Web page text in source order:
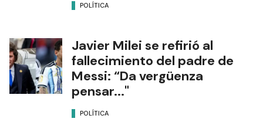
POLÍTICA
Javier Milei se refirió al
fallecimiento del padre de
Messi: “Da vergüenza
pensar..."
POLÍTICA